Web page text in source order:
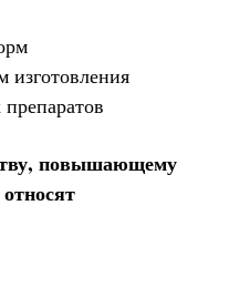
изготовления
повышающему